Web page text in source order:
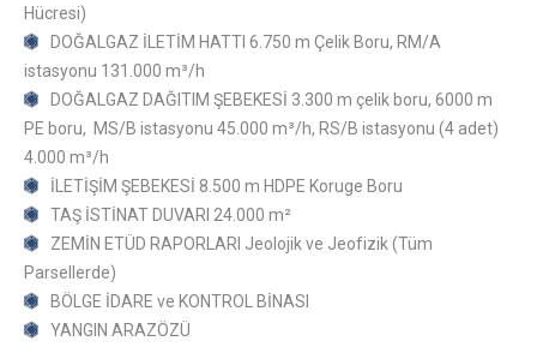
Hücresi)
DOĞALGAZ İLETİM HATTI 6.750 m Çelik Boru, RM/A
istasyonu 131.000 m³/h
DOĞALGAZ DAĞITIM ŞEBEKESİ 3.300 m çelik boru, 6000 m
PE boru, MS/B istasyonu 45.000 m³/h, RS/B istasyonu (4 adet)
4.000 m³/h
İLETİŞİM ŞEBEKESİ 8.500 m HDPE Koruge Boru
TAŞ İSTİNAT DUVARI 24.000 m²
ZEMİN ETÜD RAPORLARI Jeolojik ve Jeofizik (Tüm
Parsellerde)
BÖLGE İDARE ve KONTROL BİNASI
YANGIN ARAZÖZÜ